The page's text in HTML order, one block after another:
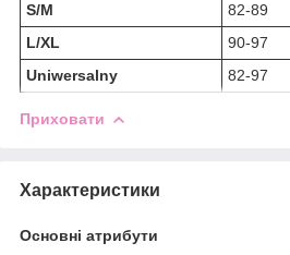
S/M
82-89
L/XL
90-97
Uniwersalny
82-97
Приховати
Характеристики
Основні атрибути